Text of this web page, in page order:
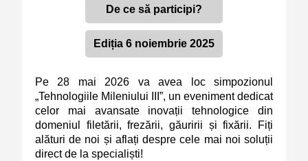
De ce să participi?
Ediția 6 noiembrie 2025
Pe 28 mai 2026 va avea loc simpozionul
„Tehnologiile Mileniului III”, un eveniment dedicat
celor mai avansate inovații tehnologice din
domeniul filetării, frezării, găuririi și fixării. Fiți
alături de noi și aflați despre cele mai noi soluții
direct de la specialiști!